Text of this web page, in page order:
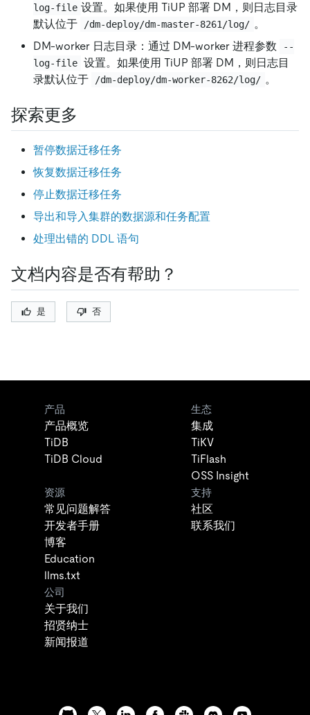
log-file 设置。如果使用 TiUP 部署 DM，则日志目录
默认位于
/dm-deploy/dm-master-8261/log/ 。
DM-worker 日志目录：通过 DM-worker 进程参数
--
log-file 设置。如果使用 TiUP 部署 DM，则日志目
录默认位于
/dm-deploy/dm-worker-8262/log/ 。
探索更多
暂停数据迁移任务
恢复数据迁移任务
停止数据迁移任务
导出和导入集群的数据源和任务配置
处理出错的 DDL 语句
文档内容是否有帮助？
是 否
产品
产品概览
TiDB
TiDB Cloud
生态
集成
TiKV
TiFlash
OSS Insight
资源
常见问题解答
开发者手册
博客
Education
llms.txt
支持
社区
联系我们
公司
关于我们
招贤纳士
新闻报道